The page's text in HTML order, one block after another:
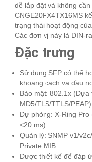
dễ lắp đặt và không
CNGE20FX4TX16MS
trạng thái hoạt động
Các đơn vị này là DIN-
Đặc trưng
Sử dụng SFP có thể
khoảng cách và đầu
Bảo mật: 802.1x (Dựa
MD5/TLS/TTLS/
Dự phòng: X-Ring
<20 ms)
Quản lý: SNMP v1/
Private MIB
Được thiết kế để đáp